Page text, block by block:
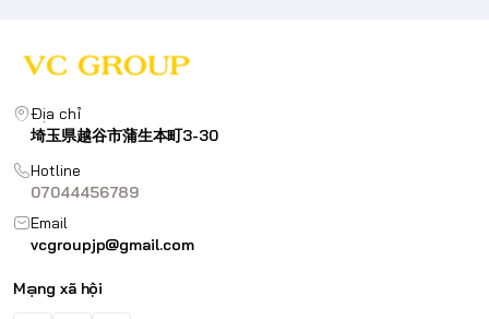
Địa chỉ
埼玉県越谷市蒲生本町3-30
Hotline
07044456789
Email
vcgroupjp@gmail.com
Mạng xã hội